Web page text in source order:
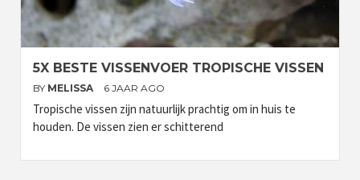
5X BESTE VISSENVOER TROPISCHE VISSEN
BY MELISSA 6 JAAR AGO
Tropische vissen zijn natuurlijk prachtig om in huis te
houden. De vissen zien er schitterend